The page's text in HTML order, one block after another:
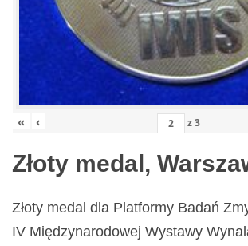
« ‹ z3
Złoty medal,
Złoty medal dla Platformy Badań
IV Międzynarodowej Wystawy